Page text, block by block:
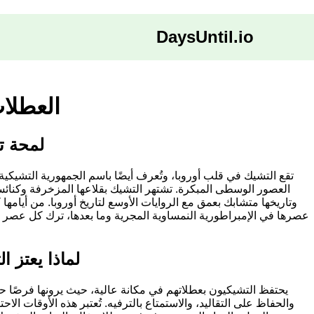
DaysUntil.io
لمحة
تقع التشيك في قلب أوروبا، وتُعرف أيضًا باسم الجمهورية
العصور الوسطى المبكرة. تشتهر التشيك بقلاعها المزخرفة
وتاريخها متشابك بعمق مع الروايات الأوسع لتاريخ أوروبا. من
عصرها في الإمبراطورية النمساوية المجرية وما بعدها، ترك كل
لماذا يعتز
يحتفظ التشيكيون بعطلاتهم في مكانة عالية، حيث يرونها فرصًا
والحفاظ على التقاليد، والاستمتاع بالترفيه. تُعتبر هذه الأوقات